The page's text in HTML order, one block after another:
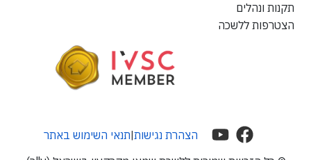
תקנות ונהלים
הצטרפות ללשכה
הצהרת נגישות|תנאי השימוש באתר